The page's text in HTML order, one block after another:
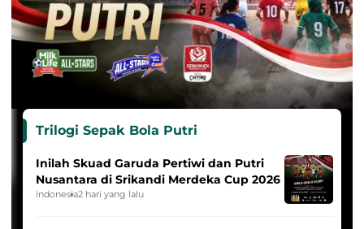
Trilogi Sepak Bola Putri
Inilah Skuad Garuda Pertiwi dan Putri
Nusantara di Srikandi Merdeka Cup 2026
Indonesia2 hari yang lalu